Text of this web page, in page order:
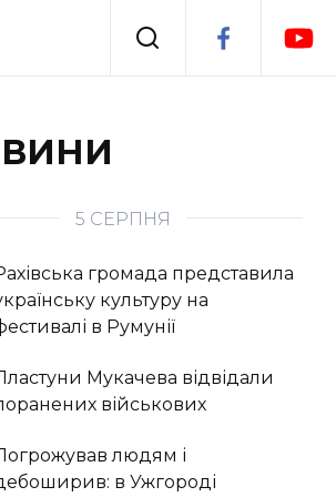
Події
5 СЕРПНЯ
громада представила
культуру на
в Румунії
Мукачева відвідали
військових
людям і
в Ужгороді